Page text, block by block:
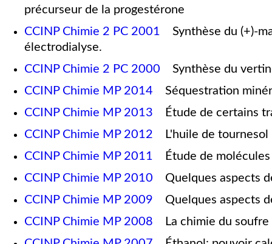
précurseur de la progestérone
CCINP Chimie 2 PC 2001 Synthèse du (+)-
électrodialyse.
CCINP Chimie 2 PC 2000 Synthèse du
CCINP Chimie MP 2014 Séquestration
CCINP Chimie MP 2013 Étude de certains
CCINP Chimie MP 2012 L'huile de tournesol
CCINP Chimie MP 2011 Étude de molécules
CCINP Chimie MP 2010 Quelques aspects
CCINP Chimie MP 2009 Quelques aspects
CCINP Chimie MP 2008 La chimie du soufre